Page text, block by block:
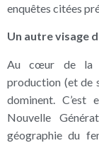
enquêtes citées
Un autre visage
Au cœur de la
production (et de
dominent.
Nouvelle
géographie du